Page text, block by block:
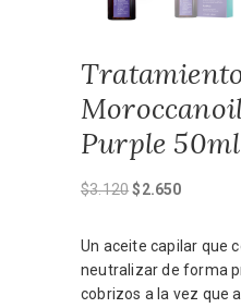
Purple 50ml
$3.120El
original
era:
$3.120.
$2.650El
actual
es:
$2.650.
Un aceite capilar que
neutralizar de forma
cobrizos a la vez que